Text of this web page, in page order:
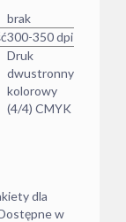
brak
300-350 dpi
Druk
dwustronny
kolorowy
(4/4) CMYK
dla
w